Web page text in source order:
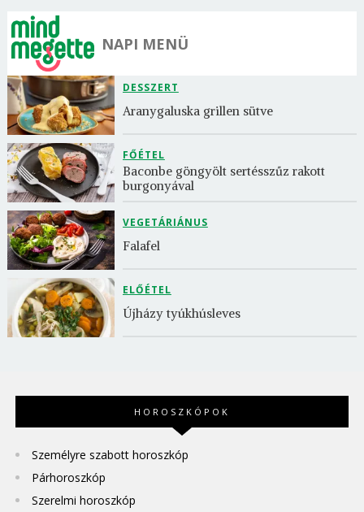
NAPI MENÜ
DESSZERT
Aranygaluska grillen sütve
FŐÉTEL
Baconbe göngyölt sertésszűz rakott
burgonyával
VEGETÁRIÁNUS
Falafel
ELŐÉTEL
Újházy tyúkhúsleves
HOROSZKÓPOK
Személyre szabott horoszkóp
Párhoroszkóp
Szerelmi horoszkóp